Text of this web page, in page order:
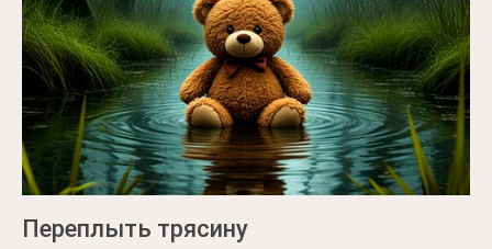
Переплыть трясину